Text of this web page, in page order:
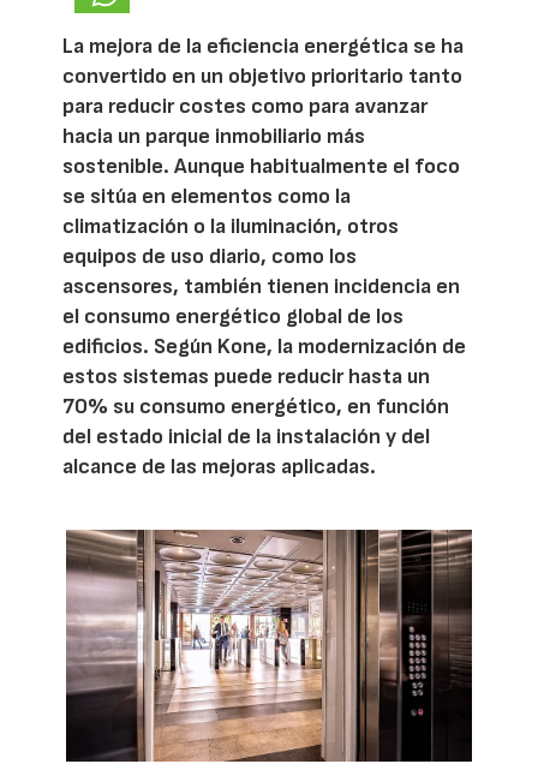
La mejora de la eficiencia energética se ha
convertido en un objetivo prioritario tanto
para reducir costes como para avanzar
hacia un parque inmobiliario más
sostenible. Aunque habitualmente el foco
se sitúa en elementos como la
climatización o la iluminación, otros
equipos de uso diario, como los
ascensores, también tienen incidencia en
el consumo energético global de los
edificios. Según Kone, la modernización de
estos sistemas puede reducir hasta un
70% su consumo energético, en función
del estado inicial de la instalación y del
alcance de las mejoras aplicadas.